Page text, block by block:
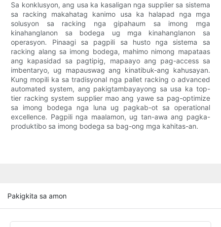
Sa konklusyon, ang usa ka kasaligan nga supplier sa sistema
sa racking makahatag kanimo usa ka halapad nga mga
solusyon sa racking nga gipahaum sa imong mga
kinahanglanon sa bodega ug mga kinahanglanon sa
operasyon. Pinaagi sa pagpili sa husto nga sistema sa
racking alang sa imong bodega, mahimo nimong mapataas
ang kapasidad sa pagtipig, mapaayo ang pag-access sa
imbentaryo, ug mapauswag ang kinatibuk-ang kahusayan.
Kung mopili ka sa tradisyonal nga pallet racking o advanced
automated system, ang pakigtambayayong sa usa ka top-
tier racking system supplier mao ang yawe sa pag-optimize
sa imong bodega nga luna ug pagkab-ot sa operational
excellence. Pagpili nga maalamon, ug tan-awa ang pagka-
produktibo sa imong bodega sa bag-ong mga kahitas-an.
Pakigkita sa amon